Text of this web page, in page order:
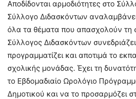
Αποδίδονται αρμοδιότητες στο
Σύλλογο Διδασκόντων
όλα τα θέματα που απασχολούν τη
Σύλλογος Διδασκόντων
προγραμματίζει και αποτιμά το
σχολικής μονάδας. Έχει τη
το Εβδομαδιαίο Ωρολόγιο
Δημοτικού και να το προσαρμόζει